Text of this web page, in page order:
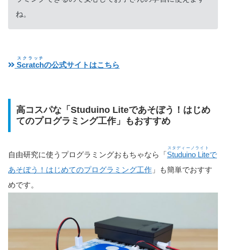
ね。
Scratch
スクラッチ
の公式サイトはこちら
高コスパな「Studuino Liteであそぼう！はじめ
てのプログラミング工作」もおすすめ
自由研究に使うプログラミングおもちゃなら「Studuino Lite
スタディーノライト
で
あそぼう！はじめてのプログラミング工作 」も簡単でおすす
めです。